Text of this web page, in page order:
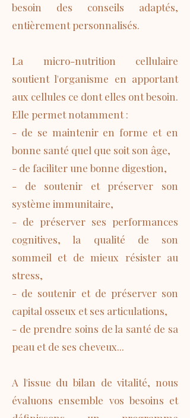
besoin des conseils adaptés,
entièrement personnalisés.
La micro-nutrition cellulaire
soutient l'organisme en apportant
aux cellules ce dont elles ont besoin.
Elle permet notamment :
- de se maintenir en forme et en
bonne santé quel que soit son âge,
- de faciliter une bonne digestion,
- de soutenir et préserver son
système immunitaire,
- de préserver ses performances
cognitives, la qualité de son
sommeil et de mieux résister au
stress,
- de soutenir et de préserver son
capital osseux et ses articulations,
- de prendre soins de la santé de sa
peau et de ses cheveux...
A l'issue du bilan de vitalité, nous
évaluons ensemble vos besoins et